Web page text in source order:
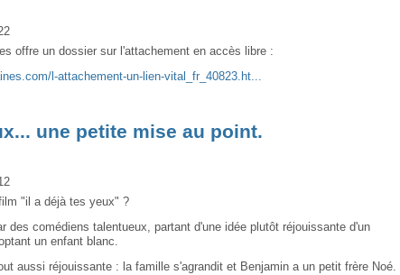
offre un dossier sur l'attachement en accès libre :
l-attachement-un-lien-vital_fr_40823.ht...
une petite mise au point.
"il a déjà tes yeux" ?
des comédiens talentueux, partant d'une idée plutôt réjouissante d'un
un enfant blanc.
aussi réjouissante : la famille s'agrandit et Benjamin a un petit frère Noé.